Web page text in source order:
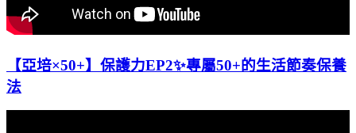
【亞培×50+】保護力EP2✨專屬50+的生活節奏保養
法